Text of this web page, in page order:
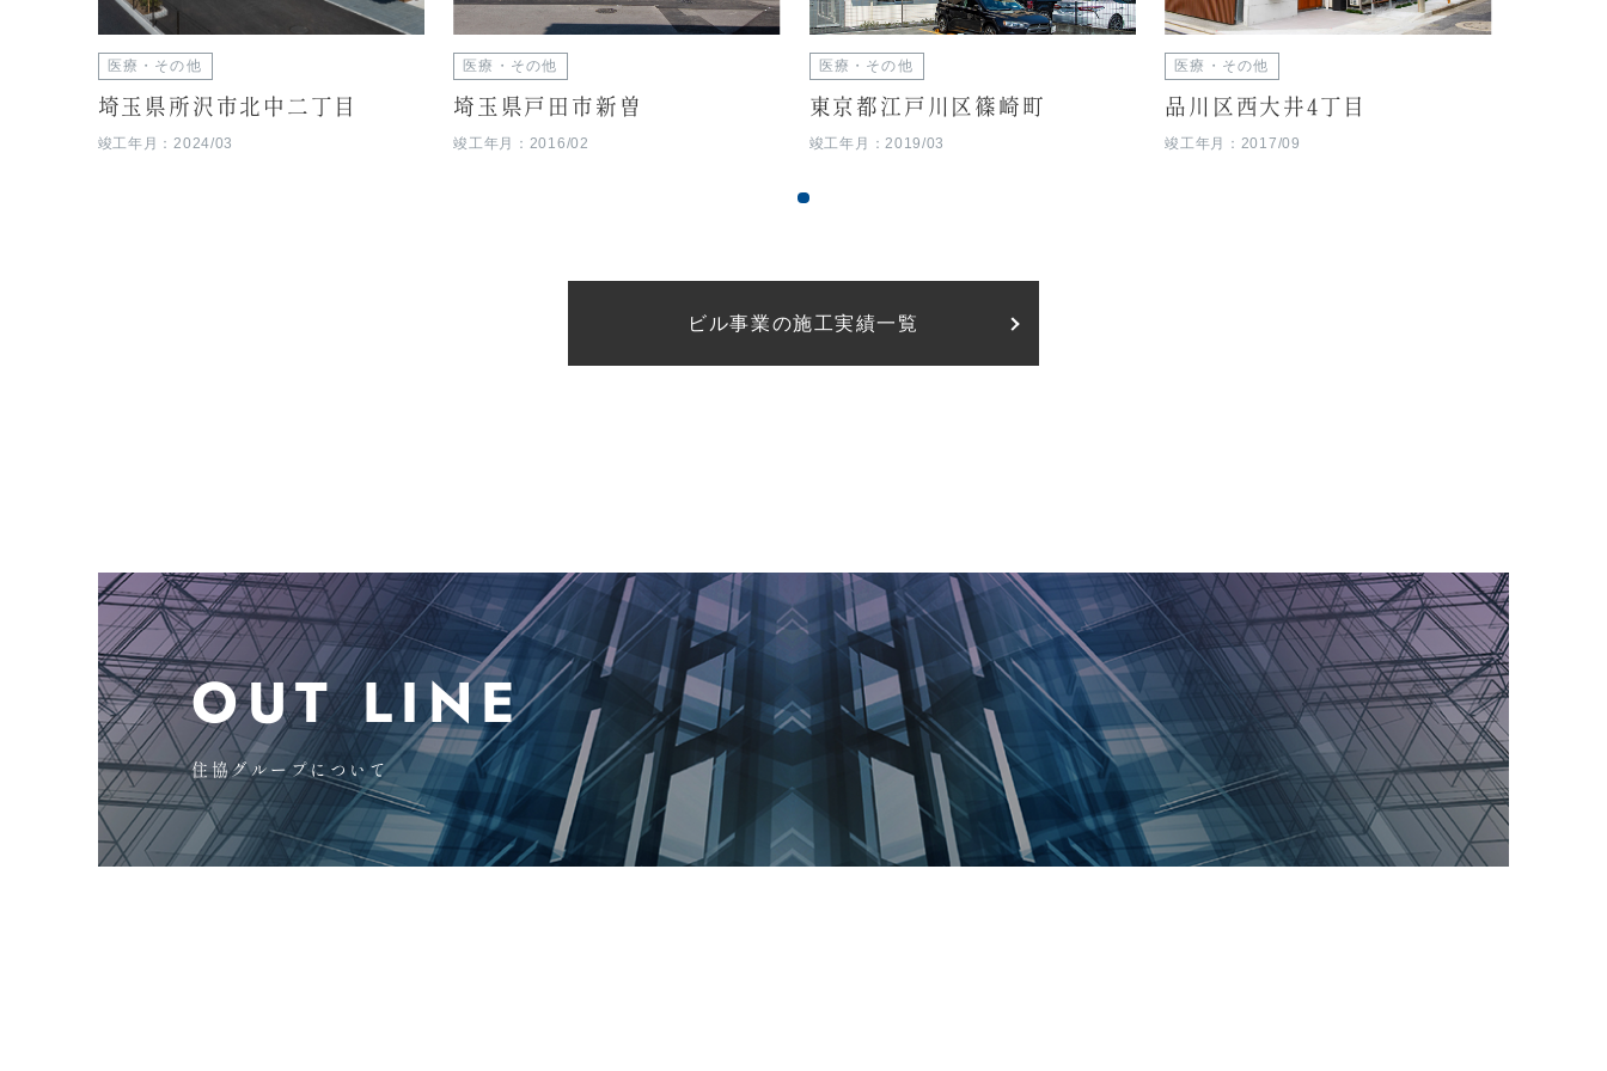
医療・その他
埼玉県所沢市北中二丁目
竣工年月：2024/03
医療・その他
埼玉県戸田市新曽
竣工年月：2016/02
医療・その他
東京都江戸川区篠崎町
竣工年月：2019/03
医療・その他
品川区西大井4丁目
竣工年月：2017/09
ビル事業の施工実績一覧
OUT LINE
住協グループについて